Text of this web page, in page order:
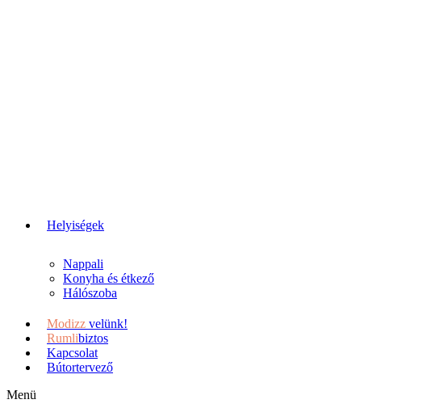
Helyiségek
Nappali
Konyha és étkező
Hálószoba
Modizz velünk!
Rumlibiztos
Kapcsolat
Bútortervező
Menü